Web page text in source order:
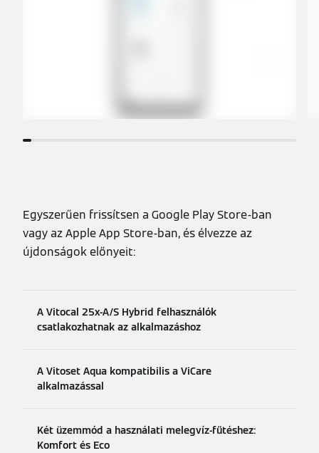
Egyszerűen frissítsen a Google Play Store-ban
vagy az Apple App Store-ban, és élvezze az
újdonságok előnyeit:
A Vitocal 25x-A/S Hybrid felhasználók
csatlakozhatnak az alkalmazáshoz
A Vitoset Aqua kompatibilis a ViCare
alkalmazással
Két üzemmód a használati melegvíz-fűtéshez:
Komfort és Eco